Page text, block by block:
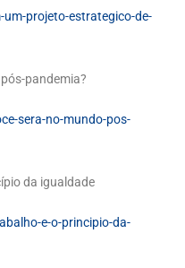
projeto-estrategico-de-
pandemia?
sera-no-mundo-pos-
da igualdade
e-o-principio-da-